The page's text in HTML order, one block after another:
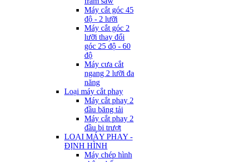
Máy cắt góc 45
độ - 2 lưỡi
Máy cắt góc 2
lưỡi thay đổi
góc 25 độ - 60
độ
Máy cưa cắt
ngang 2 lưỡi đa
năng
Loại máy cắt phay
Máy cắt phay 2
đầu băng tải
Máy cắt phay 2
đầu bi trượt
LOẠI MÁY PHAY -
ĐỊNH HÌNH
Máy chép hình